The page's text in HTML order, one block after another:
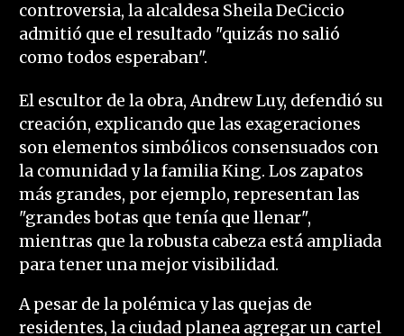
controversia, la alcaldesa Sheila DeCiccio
admitió que el resultado "quizás no salió
como todos esperaban".
El escultor de la obra, Andrew Luy, defendió su
creación, explicando que las exageraciones
son elementos simbólicos consensuados con
la comunidad y la familia King. Los zapatos
más grandes, por ejemplo, representan las
"grandes botas que tenía que llenar",
mientras que la robusta cabeza está ampliada
para tener una mejor visibilidad.
A pesar de la polémica y las quejas de
residentes, la ciudad planea agregar un cartel